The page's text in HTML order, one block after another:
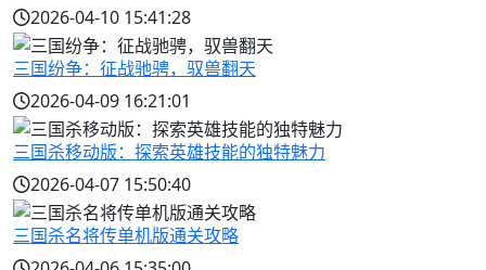
2026-04-10 15:41:28
三国纷争：征战驰骋，驭兽翻天
2026-04-09 16:21:01
三国杀移动版：探索英雄技能的独特魅力
2026-04-07 15:50:40
三国杀名将传单机版通关攻略